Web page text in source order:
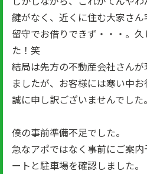
鍵がなく、近くに住む大家さん
留守でお借りできず・・・。
た！笑
結局は先方の不動産会社さん
ましたが、お客様には寒い中お
誠に申し訳ございませんでした。
僕の事前準備不足でした。
急なアポではなく事前にご案
ートと駐車場を確認しました。